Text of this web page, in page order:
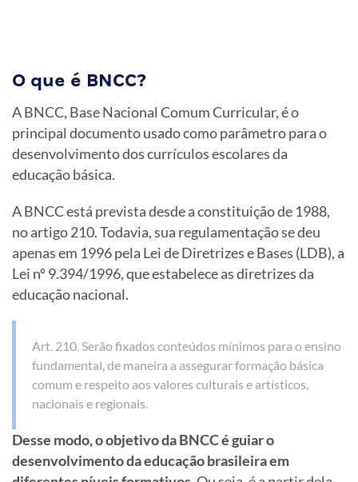
O que é BNCC?
A BNCC, Base Nacional Comum Curricular, é o
principal documento usado como parâmetro para o
desenvolvimento dos currículos escolares da
educação básica.
A BNCC está prevista desde a constituição de 1988,
no artigo 210. Todavia, sua regulamentação se deu
apenas em 1996 pela Lei de Diretrizes e Bases (LDB), a
Lei nº 9.394/1996, que estabelece as diretrizes da
educação nacional.
Art. 210. Serão fixados conteúdos mínimos para o ensino
fundamental, de maneira a assegurar formação básica
comum e respeito aos valores culturais e artísticos,
nacionais e regionais.
Desse modo, o objetivo da BNCC é guiar o
desenvolvimento da educação brasileira em